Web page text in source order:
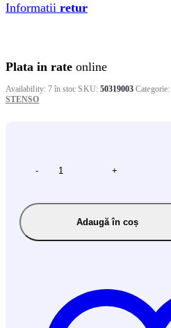
Informatii retur
Plata in rate online
Availability: 7 în stoc SKU: 50319003 Categorie:
STENSO
- +
Adaugă în coș